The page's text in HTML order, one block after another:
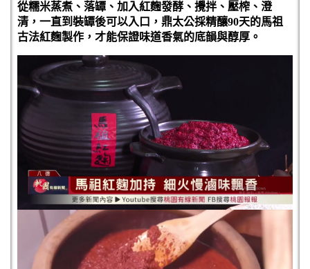
從糯米蒸煮、落罈、加入紅麴發酵、攪拌、壓榨、澄
清，一直到裝罈後可以入口，鼎太公採精釀90天的馬祖
古法紅麴製作，才能保證味道香氣的底韻與醇厚。